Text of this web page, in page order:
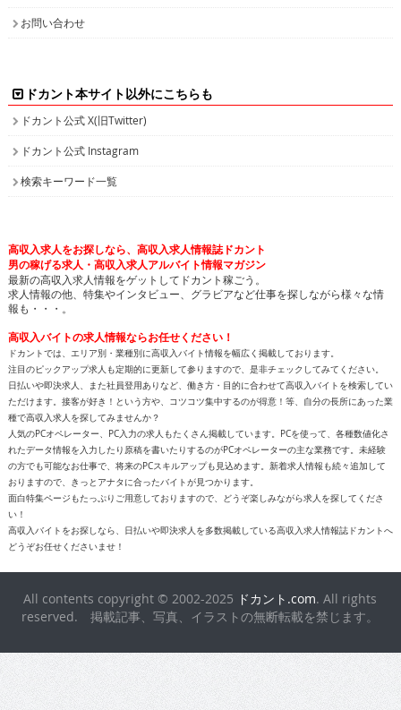
お問い合わせ
ドカント本サイト以外にこちらも
ドカント公式 X(旧Twitter)
ドカント公式 Instagram
検索キーワード一覧
高収入求人をお探しなら、高収入求人情報誌ドカント
男の稼げる求人・高収入求人アルバイト情報マガジン
最新の高収入求人情報をゲットしてドカント稼ごう。
求人情報の他、特集やインタビュー、グラビアなど仕事を探しながら様々な情
報も・・・。
高収入バイトの求人情報ならお任せください！
ドカントでは、エリア別・業種別に高収入バイト情報を幅広く掲載しております。
注目のピックアップ求人も定期的に更新して参りますので、是非チェックしてみてください。
日払いや即決求人、また社員登用ありなど、働き方・目的に合わせて高収入バイトを検索してい
ただけます。接客が好き！という方や、コツコツ集中するのが得意！等、自分の長所にあった業
種で高収入求人を探してみませんか？
人気のPCオペレーター、PC入力の求人もたくさん掲載しています。PCを使って、各種数値化さ
れたデータ情報を入力したり原稿を書いたりするのがPCオペレーターの主な業務です。未経験
の方でも可能なお仕事で、将来のPCスキルアップも見込めます。新着求人情報も続々追加して
おりますので、きっとアナタに合ったバイトが見つかります。
面白特集ページもたっぷりご用意しておりますので、どうぞ楽しみながら求人を探してくださ
い！
高収入バイトをお探しなら、日払いや即決求人を多数掲載している高収入求人情報誌ドカントへ
どうぞお任せくださいませ！
All contents copyright © 2002-2025 ドカント.com. All rights
reserved. 掲載記事、写真、イラストの無断転載を禁じます。